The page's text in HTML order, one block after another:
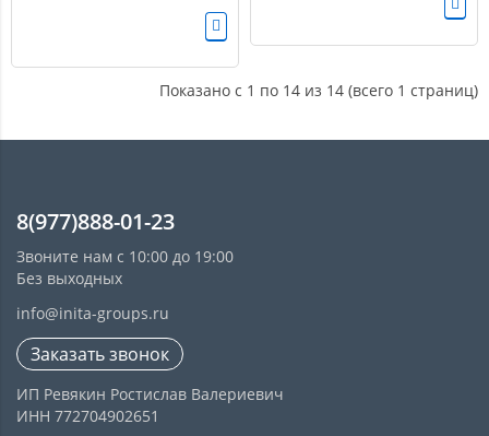
Показано с 1 по 14 из 14 (всего 1 страниц)
8(977)888-01-23
Звоните нам с 10:00 до 19:00
Без выходных
info@inita-groups.ru
Заказать звонок
ИП Ревякин Ростислав Валериевич
ИНН 772704902651